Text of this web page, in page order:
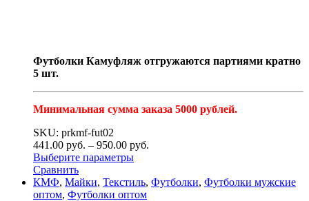
Футболки Камуфляж отгружаются партиями кратно
5 шт.
Минимальная сумма заказа 5000 рублей.
SKU: prkmf-fut02
441.00 руб. – 950.00 руб.
Выберите параметры
Сравнить
КМФ, Майки, Текстиль, Футболки, Футболки мужские
оптом, Футболки оптом